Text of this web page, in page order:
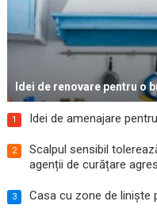
Idei de renovare pentru o
1 Idei de amenajare
2
Scalpul sensibil
agenții de curățare
3 Casa cu zone de liniște